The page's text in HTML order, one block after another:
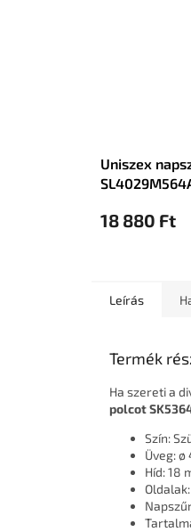
Uniszex
18 880 Ft
Leírás
Termék
Ha szereti a
polcot
Szín:
Üveg: ø
Híd: 18